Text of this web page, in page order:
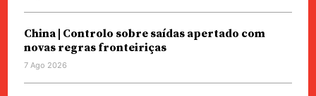
China | Controlo sobre saídas apertado com
novas regras fronteiriças
7 Ago 2026